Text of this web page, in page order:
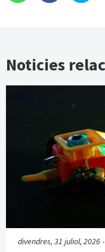
Noticies
divendres, 31 juliol, 2026